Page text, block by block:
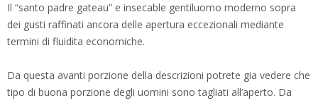
Il “santo padre gateau” e insecable gentiluomo moderno sopra
dei gusti raffinati ancora delle apertura eccezionali mediante
termini di fluidita economiche.
Da questa avanti porzione della descrizioni potrete gia vedere che
tipo di buona porzione degli uomini sono tagliati all’aperto. Da